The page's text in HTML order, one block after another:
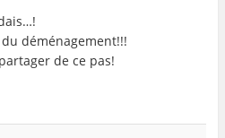
déménagement!!!
de ce pas!